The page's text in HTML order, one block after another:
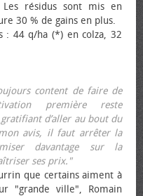
résidus sont mis en
30 % de gains en plus.
: 44 q/ha (*) en colza, 32
content de faire de
première reste
d’aller au bout du
avis, il faut arrêter la
davantage sur la
ses prix."
que certains aiment à
"grande ville", Romain